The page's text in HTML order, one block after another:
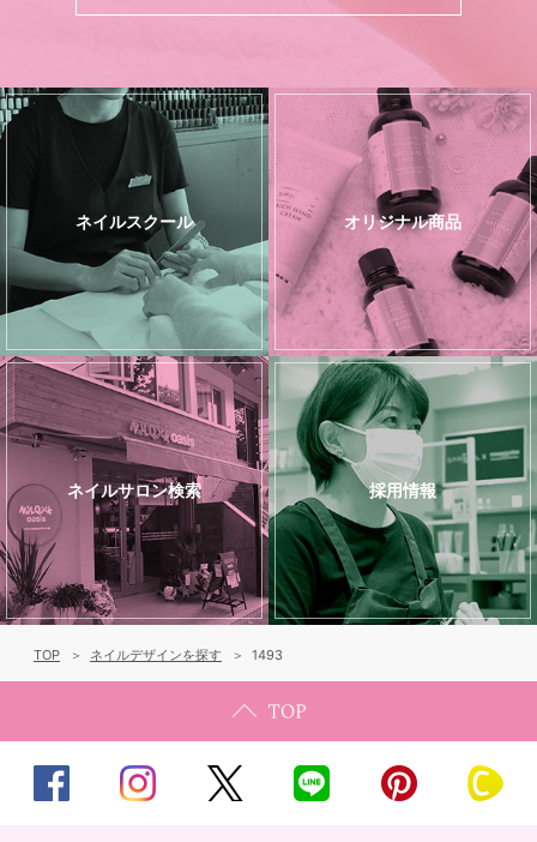
ネイルスクール オリジナル商品
ネイルサロン検索 採用情報
TOP ネイルデザインを探す 1493